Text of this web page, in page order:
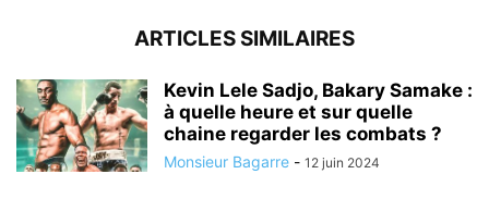
ARTICLES SIMILAIRES
Kevin Lele Sadjo, Bakary Samake :
à quelle heure et sur quelle
chaine regarder les combats ?
Monsieur Bagarre - 12 juin 2024